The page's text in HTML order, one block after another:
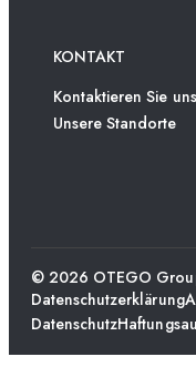
KONTAKT
Kontaktieren Sie uns
Unsere Standorte
© 2026 OTEGO
Datenschutzerklärung
Datenschutz